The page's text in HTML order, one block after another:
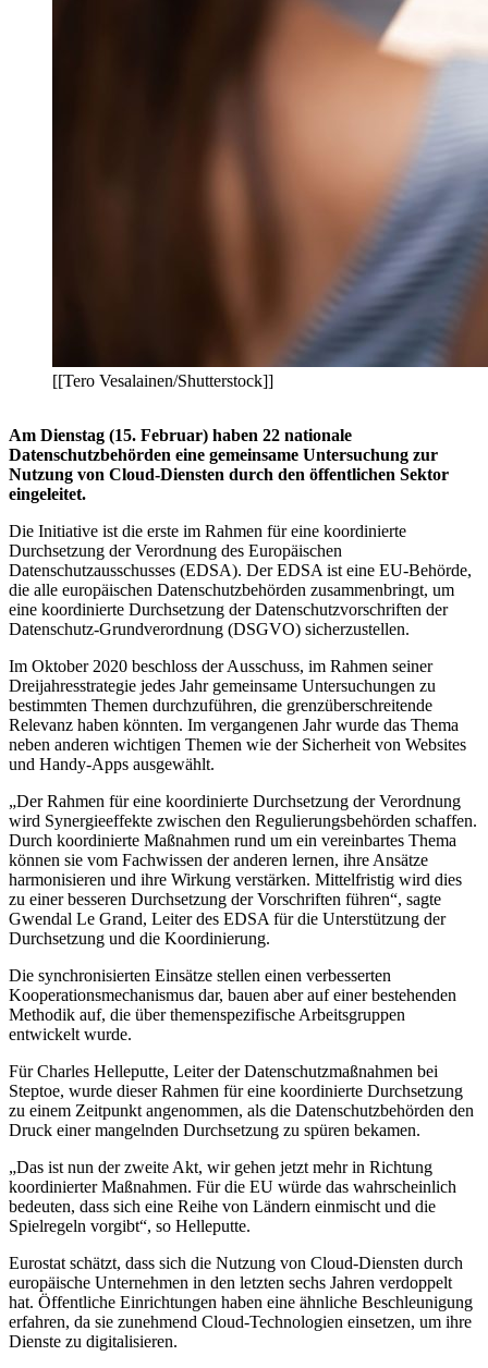
[[Tero Vesalainen/Shutterstock]]
Am Dienstag (15. Februar) haben 22 nationale
Datenschutzbehörden eine gemeinsame Untersuchung zur
Nutzung von Cloud-Diensten durch den öffentlichen Sektor
eingeleitet.
Die Initiative ist die erste im Rahmen für eine koordinierte
Durchsetzung der Verordnung des Europäischen
Datenschutzausschusses (EDSA). Der EDSA ist eine EU-Behörde,
die alle europäischen Datenschutzbehörden zusammenbringt, um
eine koordinierte Durchsetzung der Datenschutzvorschriften der
Datenschutz-Grundverordnung (DSGVO) sicherzustellen.
Im Oktober 2020 beschloss der Ausschuss, im Rahmen seiner
Dreijahresstrategie jedes Jahr gemeinsame Untersuchungen zu
bestimmten Themen durchzuführen, die grenzüberschreitende
Relevanz haben könnten. Im vergangenen Jahr wurde das Thema
neben anderen wichtigen Themen wie der Sicherheit von Websites
und Handy-Apps ausgewählt.
„Der Rahmen für eine koordinierte Durchsetzung der Verordnung
wird Synergieeffekte zwischen den Regulierungsbehörden schaffen.
Durch koordinierte Maßnahmen rund um ein vereinbartes Thema
können sie vom Fachwissen der anderen lernen, ihre Ansätze
harmonisieren und ihre Wirkung verstärken. Mittelfristig wird dies
zu einer besseren Durchsetzung der Vorschriften führen“, sagte
Gwendal Le Grand, Leiter des EDSA für die Unterstützung der
Durchsetzung und die Koordinierung.
Die synchronisierten Einsätze stellen einen verbesserten
Kooperationsmechanismus dar, bauen aber auf einer bestehenden
Methodik auf, die über themenspezifische Arbeitsgruppen
entwickelt wurde.
Für Charles Helleputte, Leiter der Datenschutzmaßnahmen bei
Steptoe, wurde dieser Rahmen für eine koordinierte Durchsetzung
zu einem Zeitpunkt angenommen, als die Datenschutzbehörden den
Druck einer mangelnden Durchsetzung zu spüren bekamen.
„Das ist nun der zweite Akt, wir gehen jetzt mehr in Richtung
koordinierter Maßnahmen. Für die EU würde das wahrscheinlich
bedeuten, dass sich eine Reihe von Ländern einmischt und die
Spielregeln vorgibt“, so Helleputte.
Eurostat schätzt, dass sich die Nutzung von Cloud-Diensten durch
europäische Unternehmen in den letzten sechs Jahren verdoppelt
hat. Öffentliche Einrichtungen haben eine ähnliche Beschleunigung
erfahren, da sie zunehmend Cloud-Technologien einsetzen, um ihre
Dienste zu digitalisieren.